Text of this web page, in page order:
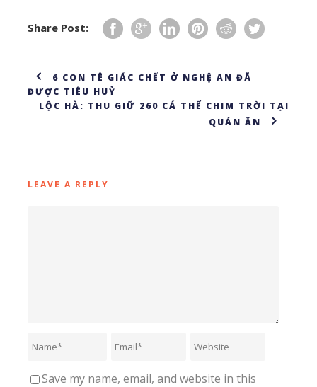
Share Post:
6 CON TÊ GIÁC CHẾT Ở NGHỆ AN ĐÃ
ĐƯỢC TIÊU HUỶ
LỘC HÀ: THU GIỮ 260 CÁ THỂ CHIM TRỜI TẠI
QUÁN ĂN
LEAVE A REPLY
Save my name, email, and website in this